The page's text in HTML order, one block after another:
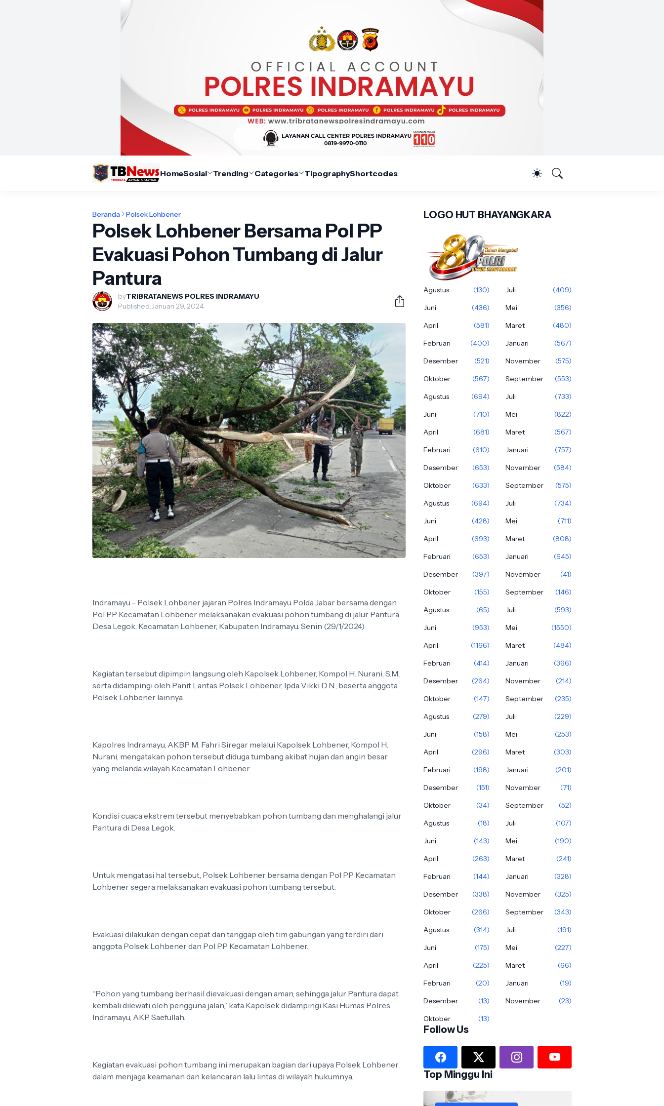
HomeSosial Trending Categories TipographyShortcodes
Beranda Polsek Lohbener
Polsek Lohbener Bersama Pol PP
Evakuasi Pohon Tumbang di Jalur
Pantura
byTRIBRATANEWS POLRES INDRAMAYU
Published:Januari 29, 2024
Indramayu - Polsek Lohbener jajaran Polres Indramayu Polda Jabar bersama dengan
Pol PP Kecamatan Lohbener melaksanakan evakuasi pohon tumbang di jalur Pantura
Desa Legok, Kecamatan Lohbener, Kabupaten Indramayu. Senin (29/1/2024)
Kegiatan tersebut dipimpin langsung oleh Kapolsek Lohbener, Kompol H. Nurani, S.M.,
serta didampingi oleh Panit Lantas Polsek Lohbener, Ipda Vikki D.N., beserta anggota
Polsek Lohbener lainnya.
Kapolres Indramayu, AKBP M. Fahri Siregar melalui Kapolsek Lohbener, Kompol H.
Nurani, mengatakan pohon tersebut diduga tumbang akibat hujan dan angin besar
yang melanda wilayah Kecamatan Lohbener.
Kondisi cuaca ekstrem tersebut menyebabkan pohon tumbang dan menghalangi jalur
Pantura di Desa Legok.
Untuk mengatasi hal tersebut, Polsek Lohbener bersama dengan Pol PP Kecamatan
Lohbener segera melaksanakan evakuasi pohon tumbang tersebut.
Evakuasi dilakukan dengan cepat dan tanggap oleh tim gabungan yang terdiri dari
anggota Polsek Lohbener dan Pol PP Kecamatan Lohbener.
“Pohon yang tumbang berhasil dievakuasi dengan aman, sehingga jalur Pantura dapat
kembali dilewati oleh pengguna jalan,” kata Kapolsek didampingi Kasi Humas Polres
Indramayu, AKP Saefullah.
Kegiatan evakuasi pohon tumbang ini merupakan bagian dari upaya Polsek Lohbener
dalam menjaga keamanan dan kelancaran lalu lintas di wilayah hukumnya.
LOGO HUT BHAYANGKARA
Agustus (130) Juli
(409)
Juni
(436) Mei
(356)
April
(581) Maret
(480)
Februari
(400) Januari
(567)
Desember
(521) November
(575)
Oktober
(567) September
(553)
Agustus
(694) Juli
(733)
Juni
(710) Mei
(822)
April
(681) Maret
(567)
Februari
(610) Januari
(757)
Desember
(653) November
(584)
Oktober
(633) September
(575)
Agustus
(694) Juli
(734)
Juni
(428) Mei
(711)
April
(693) Maret
(808)
Februari
(653) Januari
(645)
Desember
(397) November
(41)
Oktober
(155) September
(146)
Agustus
(65) Juli
(593)
Juni
(953) Mei
(1550)
April
(1166) Maret
(484)
Februari
(414) Januari
(366)
Desember
(264) November
(214)
Oktober
(147) September
(235)
Agustus
(279) Juli
(229)
Juni
(158) Mei
(253)
April
(296) Maret
(303)
Februari
(198) Januari
(201)
Desember
(151) November
(71)
Oktober
(34) September
(52)
Agustus
(18) Juli
(107)
Juni
(143) Mei
(190)
April
(263) Maret
(241)
Februari
(144) Januari
(328)
Desember
(338) November
(325)
Oktober
(266) September
(343)
Agustus
(314) Juli
(191)
Juni
(175) Mei
(227)
April
(225) Maret
(66)
Februari
(20) Januari
(19)
Desember
(13) November
(23)
Oktober
(13)
Follow Us
Top Minggu Ini